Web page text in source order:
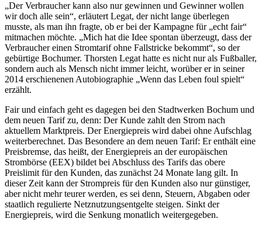
„Der Verbraucher kann also nur gewinnen und Gewinner wollen
wir doch alle sein“, erläutert Legat, der nicht lange überlegen
musste, als man ihn fragte, ob er bei der Kampagne für „echt fair“
mitmachen möchte. „Mich hat die Idee spontan überzeugt, dass der
Verbraucher einen Stromtarif ohne Fallstricke bekommt“, so der
gebürtige Bochumer. Thorsten Legat hatte es nicht nur als Fußballer,
sondern auch als Mensch nicht immer leicht, worüber er in seiner
2014 erschienenen Autobiographie „Wenn das Leben foul spielt“
erzählt.
Fair und einfach geht es dagegen bei den Stadtwerken Bochum und
dem neuen Tarif zu, denn: Der Kunde zahlt den Strom nach
aktuellem Marktpreis. Der Energiepreis wird dabei ohne Aufschlag
weiterberechnet. Das Besondere an dem neuen Tarif: Er enthält eine
Preisbremse, das heißt, der Energiepreis an der europäischen
Strombörse (EEX) bildet bei Abschluss des Tarifs das obere
Preislimit für den Kunden, das zunächst 24 Monate lang gilt. In
dieser Zeit kann der Strompreis für den Kunden also nur günstiger,
aber nicht mehr teurer werden, es sei denn, Steuern, Abgaben oder
staatlich regulierte Netznutzungsentgelte steigen. Sinkt der
Energiepreis, wird die Senkung monatlich weitergegeben.